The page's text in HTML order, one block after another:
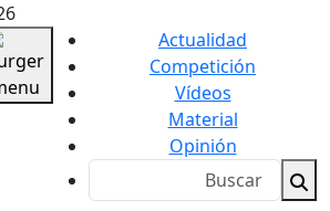
Actualidad
Competición
Vídeos
Material
Opinión